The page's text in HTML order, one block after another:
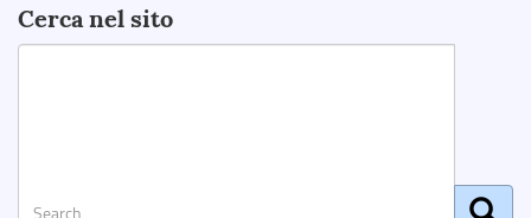
Cerca nel sito